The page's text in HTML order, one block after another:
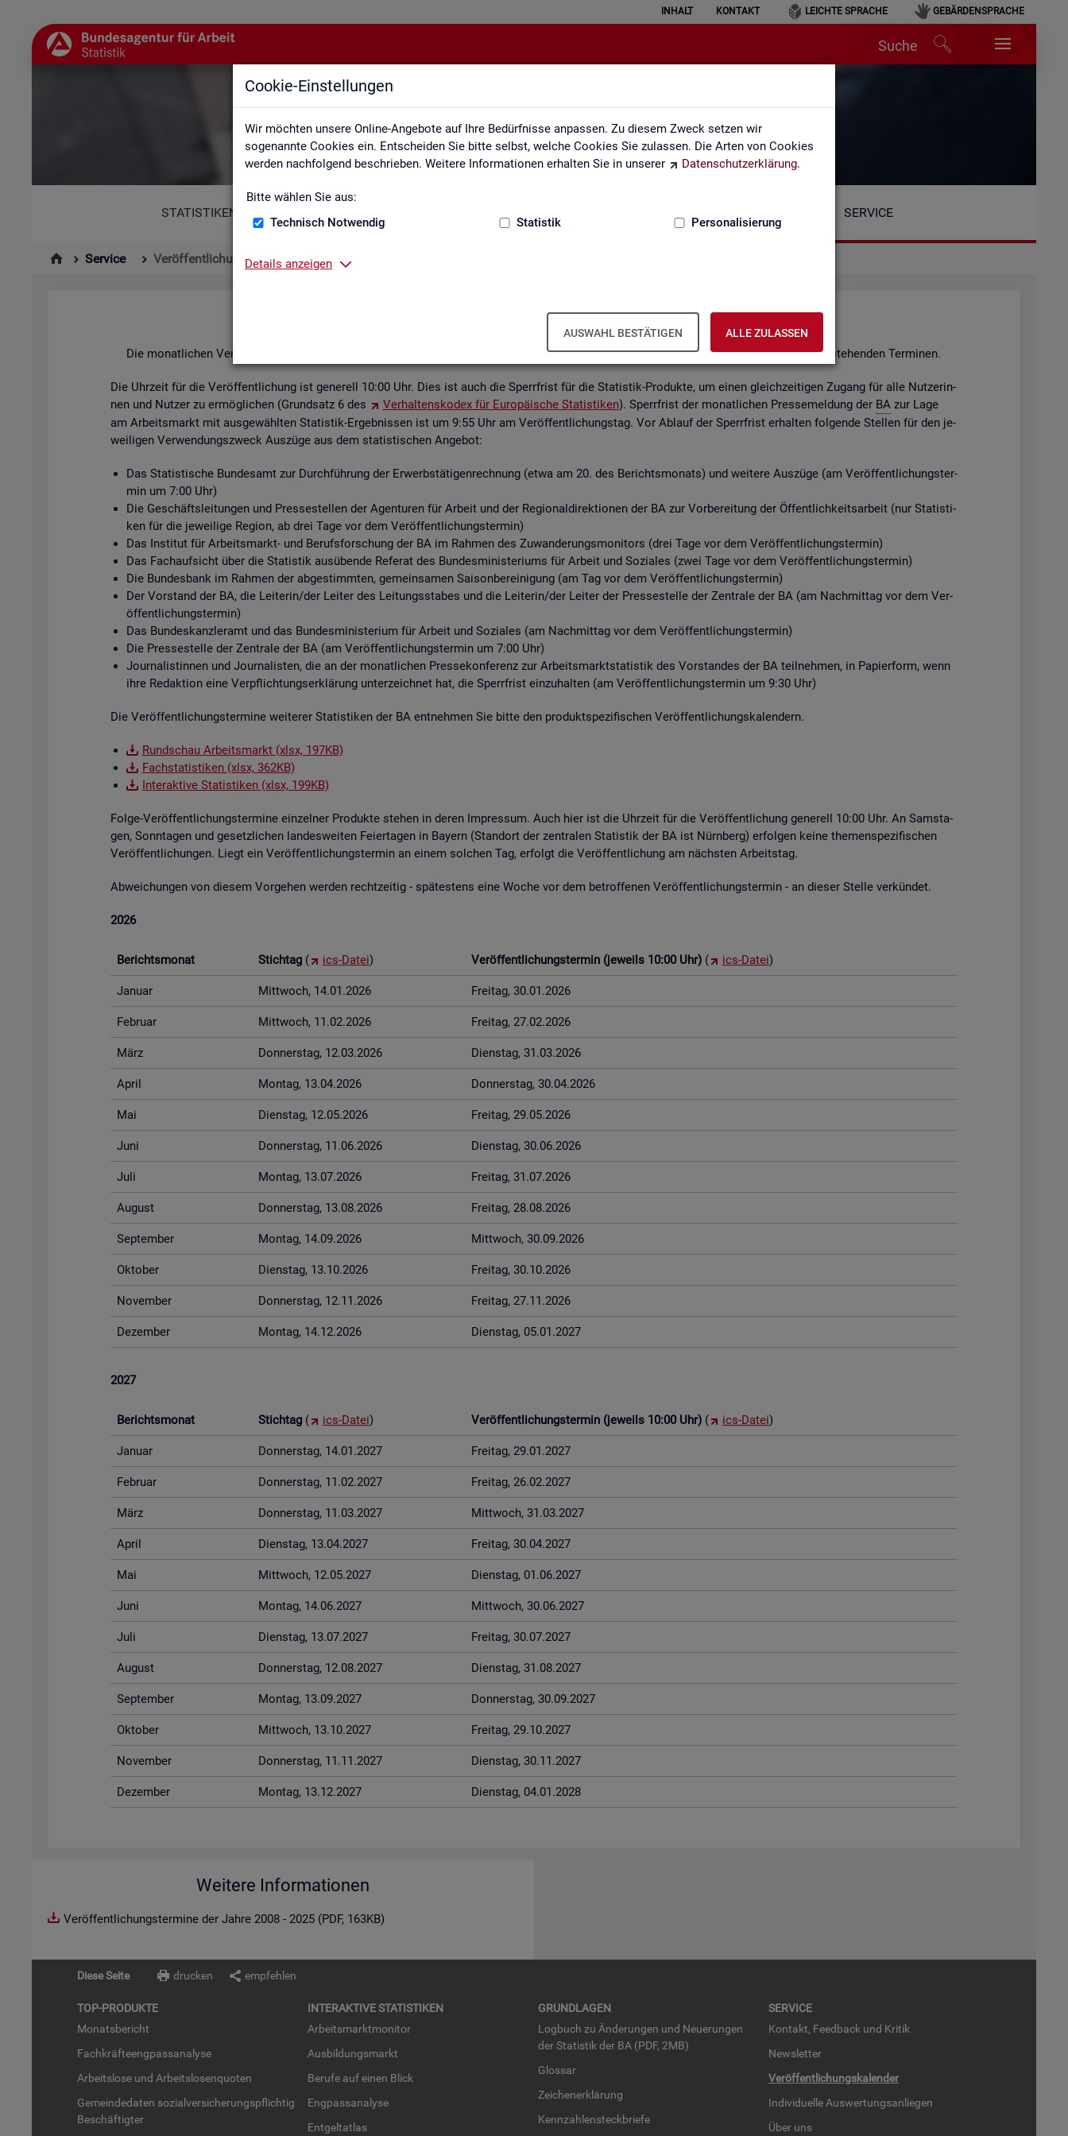
Cookie-Einstellungen
Wir möchten unsere Online-Angebote auf Ihre Bedürfnisse anpassen. Zu diesem Zweck setzen wir
sogenannte Cookies ein. Entscheiden Sie bitte selbst, welche Cookies Sie zulassen. Die Arten von Cookies
werden nachfolgend beschrieben. Weitere Informationen erhalten Sie in unserer
Datenschutzerklärung.
Bitte wählen Sie aus:
Technisch Notwendig
Statistik Personalisierung
Details anzeigen
AUSWAHL BESTÄTIGEN ALLE ZULASSEN
INHALT KONTAKT LEICHTE SPRACHE GEBÄRDENSPRACHE
Suche
Veröffentlichungskalender
STATISTIKEN SERVICE
Service Veröffentlichungskalender
Ver­öf­fent­li­chungs­ka­len­der
Die mo­nat­li­chen Ver­öf­fent­li­chun­gen der Sta­tis­ti­ken über den Ar­beits­markt in Deutsch­land und in den Re­gio­nen er­fol­gen an den unten ste­hen­den Ter­mi­nen.
Die Uhr­zeit für die Ver­öf­fent­li­chung ist ge­ne­rell 10:00 Uhr. Dies ist auch die Sperr­frist für die Sta­tis­tik-Pro­duk­te, um einen gleich­zei­ti­gen Zu­gang für alle Nut­ze­rin­
nen und Nut­zer zu er­mög­li­chen (Grund­satz 6 des
Ver­hal­tens­ko­dex für Eu­ro­päi­sche Sta­tis­ti­ken). Sperr­frist der mo­nat­li­chen Pres­se­mel­dung der BAzur Lage
am Ar­beits­markt mit aus­ge­wähl­ten Sta­tis­tik-Er­geb­nis­sen ist um 9:55 Uhr am Ver­öf­fent­li­chungs­tag. Vor Ab­lauf der Sperr­frist er­hal­ten fol­gen­de Stel­len für den je­
wei­li­gen Ver­wen­dungs­zweck Aus­zü­ge aus dem sta­tis­ti­schen An­ge­bot:
Das Sta­tis­ti­sche Bun­des­amt zur Durch­füh­rung der Er­werbs­tä­ti­gen­rech­nung (etwa am 20. des Be­richts­mo­nats) und wei­te­re Aus­zü­ge (am Ver­öf­fent­li­chungs­ter­
min um 7:00 Uhr)
Die Ge­schäfts­lei­tun­gen und Pres­se­stel­len der Agen­tu­ren für Ar­beit und der Re­gio­nal­di­rek­tio­nen der BA zur Vor­be­rei­tung der Öf­fent­lich­keits­ar­beit (nur Sta­tis­ti­
ken für die je­wei­li­ge Re­gi­on, ab drei Tage vor dem Ver­öf­fent­li­chungs­ter­min)
Das In­sti­tut für Ar­beits­markt- und Be­rufs­for­schung der BA im Rah­men des Zu­wan­de­rungs­mo­ni­tors (drei Tage vor dem Ver­öf­fent­li­chungs­ter­min)
Das Fach­auf­sicht über die Sta­tis­tik aus­üben­de Re­fe­rat des Bun­des­mi­nis­te­ri­ums für Ar­beit und So­zia­les (zwei Tage vor dem Ver­öf­fent­li­chungs­ter­min)
Die Bun­des­bank im Rah­men der ab­ge­stimm­ten, ge­mein­sa­men Sai­son­be­rei­ni­gung (am Tag vor dem Ver­öf­fent­li­chungs­ter­min)
Der Vor­stand der BA, die Lei­te­rin/der Lei­ter des Lei­tungs­sta­bes und die Lei­te­rin/der Lei­ter der Pres­se­stel­le der Zen­tra­le der BA (am Nach­mit­tag vor dem Ver­
öf­fent­li­chungs­ter­min)
Das Bun­des­kanz­ler­amt und das Bun­des­mi­nis­te­ri­um für Ar­beit und So­zia­les (am Nach­mit­tag vor dem Ver­öf­fent­li­chungs­ter­min)
Die Pres­se­stel­le der Zen­tra­le der BA (am Ver­öf­fent­li­chungs­ter­min um 7:00 Uhr)
Jour­na­lis­tin­nen und Jour­na­lis­ten, die an der mo­nat­li­chen Pres­se­kon­fe­renz zur Ar­beits­markt­sta­tis­tik des Vor­stan­des der BA teil­neh­men, in Pa­pier­form, wenn
ihre Re­dak­ti­on eine Ver­pflich­tungs­er­klä­rung un­ter­zeich­net hat, die Sperr­frist ein­zu­hal­ten (am Ver­öf­fent­li­chungs­ter­min um 9:30 Uhr)
Die Ver­öf­fent­li­chungs­ter­mi­ne wei­te­rer Sta­tis­ti­ken der BA ent­neh­men Sie bitte den pro­dukt­spe­zi­fi­schen Ver­öf­fent­li­chungs­ka­len­dern.
Rund­schau Ar­beits­markt (xlsx, 197KB)
Fach­sta­tis­ti­ken (xlsx, 362KB)
In­ter­ak­ti­ve Sta­tis­ti­ken (xlsx, 199KB)
Folge-Ver­öf­fent­li­chungs­ter­mi­ne ein­zel­ner Pro­duk­te ste­hen in deren Im­pres­sum. Auch hier ist die Uhr­zeit für die Ver­öf­fent­li­chung ge­ne­rell 10:00 Uhr. An Sams­ta­
gen, Sonn­ta­gen und ge­setz­li­chen lan­des­wei­ten Fei­er­ta­gen in Bay­ern (Stand­ort der zen­tra­len Sta­tis­tik der BA ist Nürn­berg) er­fol­gen keine the­men­spe­zi­fi­schen
Ver­öf­fent­li­chun­gen. Liegt ein Ver­öf­fent­li­chungs­ter­min an einem sol­chen Tag, er­folgt die Ver­öf­fent­li­chung am nächs­ten Ar­beits­tag.
Ab­wei­chun­gen von die­sem Vor­ge­hen wer­den recht­zei­tig - spä­tes­tens eine Woche vor dem be­trof­fe­nen Ver­öf­fent­li­chungs­ter­min - an die­ser Stel­le ver­kün­det.
2026
Be­richts­mo­nat Stich­tag ( ics-Datei) Ver­öf­fent­li­chungs­ter­min (je­weils 10:00 Uhr) ( ics-Datei)
Ja­nu­ar Mitt­woch, 14.01.2026 Frei­tag, 30.01.2026
Fe­bru­ar Mitt­woch, 11.02.2026 Frei­tag, 27.02.2026
März Don­ners­tag, 12.03.2026 Diens­tag, 31.03.2026
April Mon­tag, 13.04.2026 Don­ners­tag, 30.04.2026
Mai Diens­tag, 12.05.2026 Frei­tag, 29.05.2026
Juni Don­ners­tag, 11.06.2026 Diens­tag, 30.06.2026
Juli Mon­tag, 13.07.2026 Frei­tag, 31.07.2026
Au­gust Don­ners­tag, 13.08.2026 Frei­tag, 28.08.2026
Sep­tem­ber Mon­tag, 14.09.2026 Mitt­woch, 30.09.2026
Ok­to­ber Diens­tag, 13.10.2026 Frei­tag, 30.10.2026
No­vem­ber Don­ners­tag, 12.11.2026 Frei­tag, 27.11.2026
De­zem­ber Mon­tag, 14.12.2026 Diens­tag, 05.01.2027
2027
Be­richts­mo­nat Stich­tag ( ics-Datei) Ver­öf­fent­li­chungs­ter­min (je­weils 10:00 Uhr)( ics-Datei)
Ja­nu­ar Don­ners­tag, 14.01.2027 Frei­tag, 29.01.2027
Fe­bru­ar Don­ners­tag, 11.02.2027 Frei­tag, 26.02.2027
März Don­ners­tag, 11.03.2027 Mitt­woch, 31.03.2027
April Diens­tag, 13.04.2027 Frei­tag, 30.04.2027
Mai Mitt­woch, 12.05.2027 Diens­tag, 01.06.2027
Juni Mon­tag, 14.06.2027 Mitt­woch, 30.06.2027
Juli Diens­tag, 13.07.2027 Frei­tag, 30.07.2027
Au­gust Don­ners­tag, 12.08.2027 Diens­tag, 31.08.2027
Sep­tem­ber Mon­tag, 13.09.2027 Don­ners­tag, 30.09.2027
Ok­to­ber Mitt­woch, 13.10.2027 Frei­tag, 29.10.2027
No­vem­ber Don­ners­tag, 11.11.2027 Diens­tag, 30.11.2027
De­zem­ber Mon­tag, 13.12.2027 Diens­tag, 04.01.2028
Weitere Informationen
Veröffentlichungstermine der Jahre 2008 - 2025 (PDF, 163KB)
Diese Seite drucken empfehlen
TOP-PRO­DUK­TE
Mo­nats­be­richt
Fach­kräf­te­eng­pass­ana­ly­se
Ar­beits­lo­se und Ar­beits­lo­sen­quo­ten
Ge­mein­de­da­ten so­zi­al­ver­si­che­rungs­pflich­tig
Be­schäf­tig­ter
IN­TER­AK­TI­VE STA­TIS­TI­KEN
Ar­beits­markt­mo­ni­tor
Aus­bil­dungs­markt
Be­ru­fe auf einen Blick
Eng­pass­ana­ly­se
Ent­gel­t­at­las
GRUND­LA­GEN
Log­buch zu Än­de­run­gen und Neue­run­gen
der Sta­tis­tik der BA (PDF, 2MB)
Glos­sar
Zei­chen­er­klä­rung
Kenn­zah­len­steck­brie­fe
SER­VICE
Kon­takt, Feed­back und Kri­tik
News­let­ter
Ver­öf­fent­li­chungs­ka­len­der
In­di­vi­du­el­le Aus­wer­tungs­an­lie­gen
Über uns